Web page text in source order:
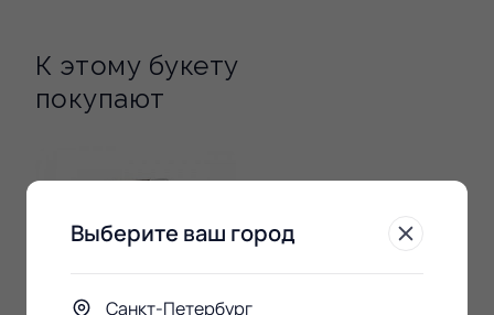
К этому букету
покупают
Выберите ваш город
Санкт-Петербург